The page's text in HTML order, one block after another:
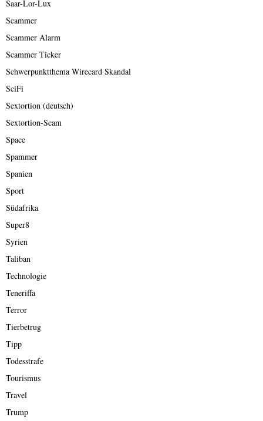
Saar-Lor-Lux
Scammer
Scammer Alarm
Scammer Ticker
Schwerpunktthema Wirecard Skandal
SciFi
Sextortion (deutsch)
Sextortion-Scam
Space
Spammer
Spanien
Sport
Südafrika
Super8
Syrien
Taliban
Technologie
Teneriffa
Terror
Tierbetrug
Tipp
Todesstrafe
Tourismus
Travel
Trump